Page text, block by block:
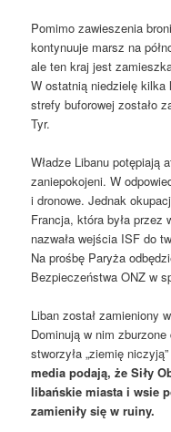
Pomimo zawieszenia
kontynuuje marsz na
ale ten kraj jest
W ostatnią niedzielę kilka
strefy buforowej zostało
Tyr.
Władze Libanu potępiają
zaniepokojeni. W
i dronowe. Jednak
Francja, która była przez
nazwała wejścia ISF do
Na prośbę Paryża
Bezpieczeństwa ONZ w
Liban został zamieniony
Dominują w nim
stworzyła „ziemię
media podają, że Siły
libańskie miasta i wsie
zamieniły się w ruiny.